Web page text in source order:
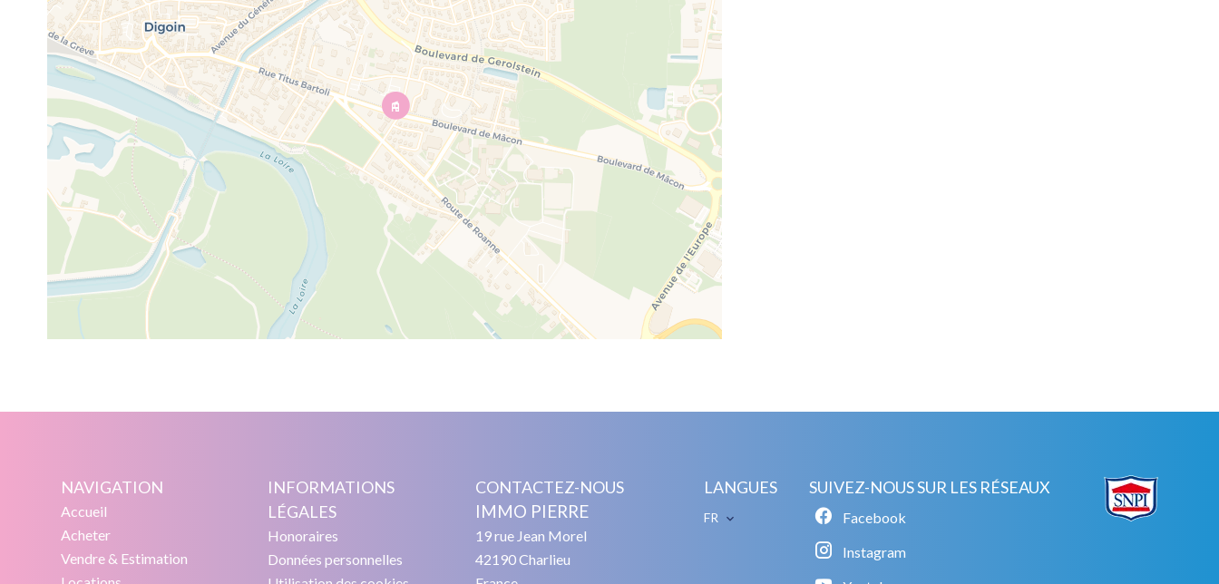
NAVIGATION
Accueil
Acheter
Vendre & Estimation
INFORMATIONS
LÉGALES
Honoraires
Données personnelles
CONTACTEZ-NOUS
IMMO PIERRE
19 rue Jean Morel
42190Charlieu
LANGUES
FR
SUIVEZ-NOUS SUR LES RÉSEAUX
Facebook
Instagram